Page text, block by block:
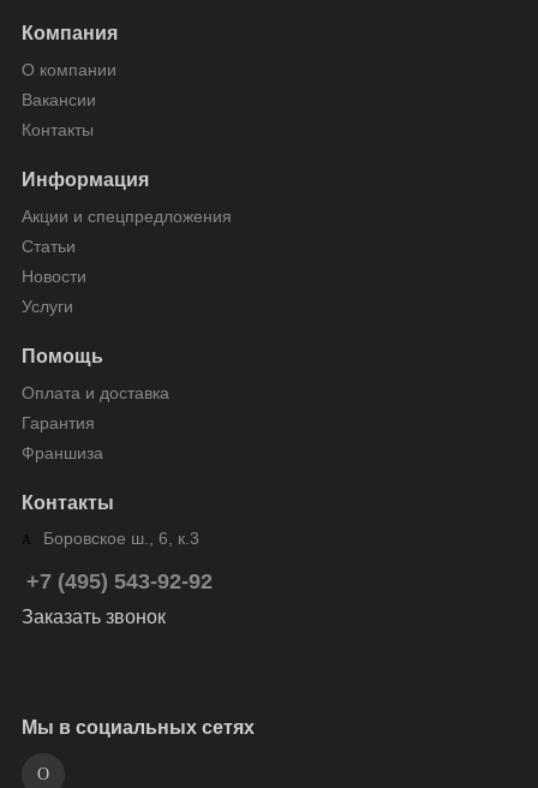
Компания
О компании
Вакансии
Контакты
Информация
Акции и спецпредложения
Статьи
Новости
Услуги
Помощь
Оплата и доставка
Гарантия
Франшиза
Контакты
Боровское ш., 6, к.3
+7 (495) 543-92-92
Заказать звонок
Мы в социальных сетях